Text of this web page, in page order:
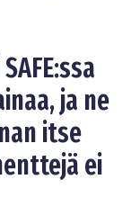
ja ne
itse
ei